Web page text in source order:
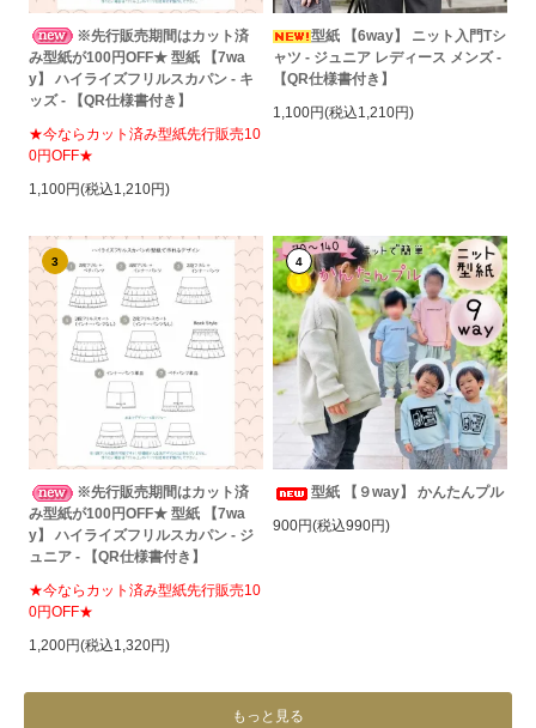
※先行販売期間はカット済
み型紙が100円OFF★ 型紙 【7wa
y】 ハイライズフリルスカパン - キ
ッズ - 【QR仕様書付き】
★今ならカット済み型紙先行販売10
0円OFF★
1,100円(税込1,210円)
型紙 【6way】 ニット入門Tシ
ャツ - ジュニア レディース メンズ -
【QR仕様書付き】
1,100円(税込1,210円)
3
※先行販売期間はカット済
み型紙が100円OFF★ 型紙 【7wa
y】 ハイライズフリルスカパン - ジ
ュニア - 【QR仕様書付き】
★今ならカット済み型紙先行販売10
0円OFF★
1,200円(税込1,320円)
4
型紙 【９way】 かんたんプル
900円(税込990円)
もっと見る